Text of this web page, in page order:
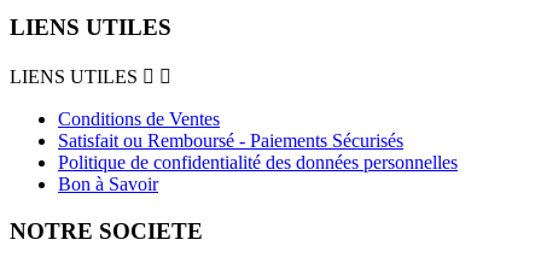
LIENS UTILES
LIENS UTILES  
Conditions de Ventes
Satisfait ou Remboursé - Paiements Sécurisés
Politique de confidentialité des données personnelles
Bon à Savoir
NOTRE SOCIETE